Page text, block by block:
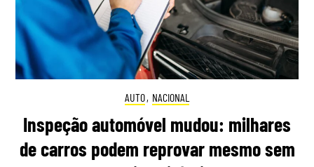
AUTO, NACIONAL
Inspeção automóvel mudou: milhares
de carros podem reprovar mesmo sem